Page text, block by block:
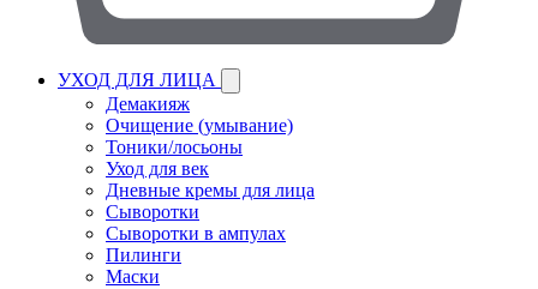
УХОД ДЛЯ ЛИЦА
Демакияж
Очищение (умывание)
Тоники/лосьоны
Уход для век
Дневные кремы для лица
Сыворотки
Сыворотки в ампулах
Пилинги
Маски